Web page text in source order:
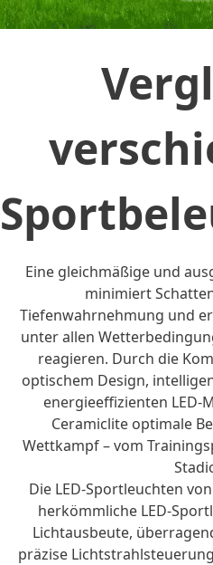
Eine gleichmäßige und
minimiert
Tiefenwahrnehmung und
unter allen
reagieren. Durch die
optischem Design,
energieeffizienten
Ceramiclite optimale
Wettkampf – vom
Die LED-Sportleuchten
herkömmliche LED-
Lichtausbeute,
präzise